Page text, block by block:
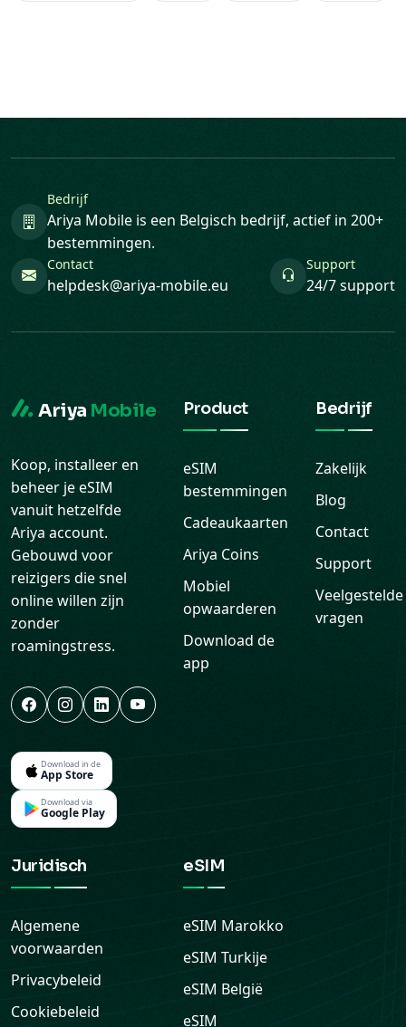
Bedrijf
Ariya Mobile is een Belgisch bedrijf, actief in 200+
bestemmingen.
Contact
helpdesk@ariya-mobile.eu
Support
24/7 support
Ariya Mobile
Koop, installeer en
beheer je eSIM
vanuit hetzelfde
Ariya account.
Gebouwd voor
reizigers die snel
online willen zijn
zonder
roamingstress.
Download in de
App Store
Download via
Google Play
Product
eSIM
bestemmingen
Cadeaukaarten
Ariya Coins
Mobiel
opwaarderen
Download de
app
Bedrijf
Zakelijk
Blog
Contact
Support
Veelgestelde
vragen
Juridisch
Algemene
voorwaarden
Privacybeleid
Cookiebeleid
eSIM
eSIM Marokko
eSIM Turkije
eSIM België
eSIM